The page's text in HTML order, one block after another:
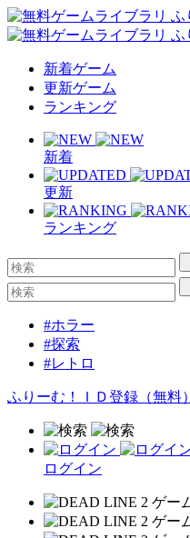
新着ゲーム
更新ゲーム
ランキング
新着
更新
ランキング
#ホラー
#探索
#レトロ
ふりーむ！ＩＤ登録（無料）
ログイン